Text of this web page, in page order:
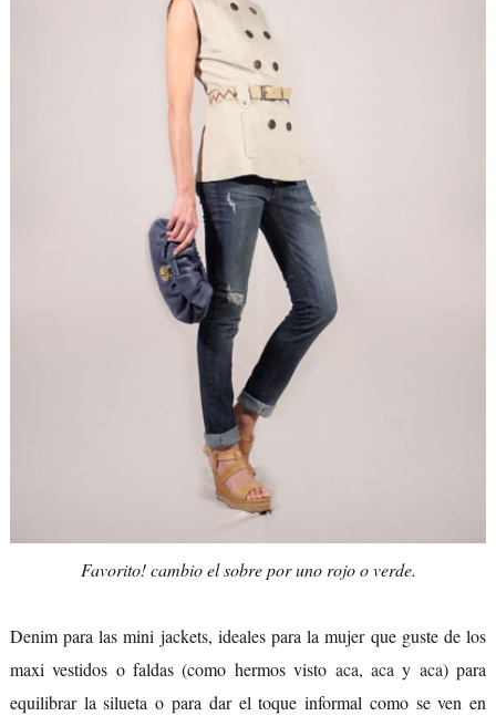
Favorito! cambio el sobre por uno rojo o verde.
Denim para las mini jackets, ideales para la mujer que guste de los
maxi vestidos o faldas (como hermos visto aca, acay aca) para
equilibrar la silueta o para dar el toque informal como se ven en